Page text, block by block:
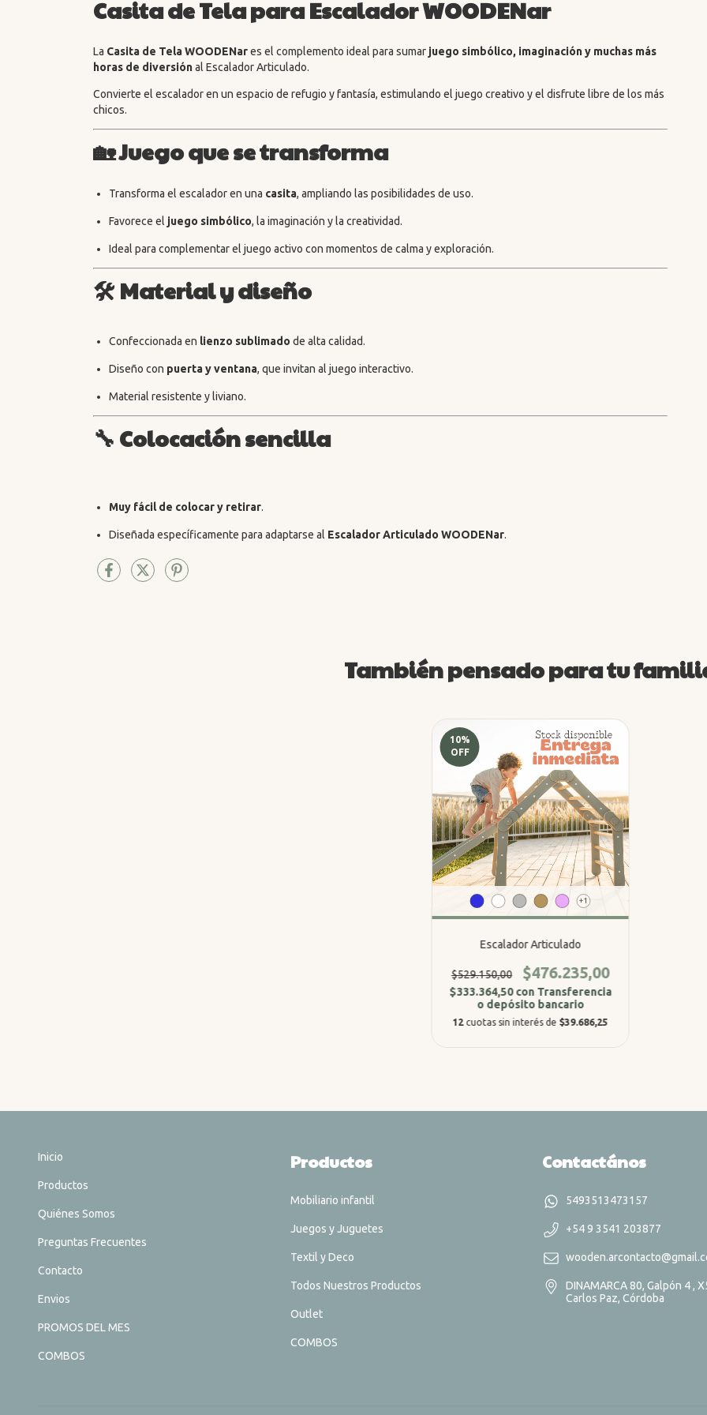
Casita de Tela para Escalador WOODENar
La Casita de Tela WOODENares el complemento ideal para sumar juego simbólico, imaginación y muchas más
horas de diversiónal Escalador Articulado.
Convierte el escalador en un espacio de refugio y fantasía, estimulando el juego creativo y el disfrute libre de los más
chicos.
🏡Juego que se transforma
Transforma el escalador en una casita, ampliando las posibilidades de uso.
Favorece el juego simbólico, la imaginación y la creatividad.
Ideal para complementar el juego activo con momentos de calma y exploración.
🛠️Material y diseño
Confeccionada en lienzo sublimado de alta calidad.
Diseño con puerta y ventana, que invitan al juego interactivo.
Material resistente y liviano.
🔧 Colocación sencilla
Muy fácil de colocar y retirar.
Diseñada específicamente para adaptarse al Escalador Articulado WOODENar.
También pensado para tu
10%
OFF
+1
Escalador Articulado
$529.150,00 $476.235,00
$333.364,50con Transferencia
o depósito bancario
12 cuotas sin interés de $39.686,25
Inicio
Productos
Quiénes Somos
Preguntas Frecuentes
Contacto
Envios
PROMOS DEL MES
COMBOS
Productos
Mobiliario infantil
Juegos y Juguetes
Textil y Deco
Todos Nuestros Productos
Outlet
COMBOS
Contactános
5493513473157
+54 9 3541 203877
DINAMARCA 80, Galpón 4 ,
Carlos Paz, Córdoba